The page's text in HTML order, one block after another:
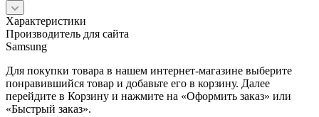
Характеристики
Производитель для сайта
Samsung
Для покупки товара в нашем интернет-магазине выберите
понравившийся товар и добавьте его в корзину. Далее
перейдите в Корзину и нажмите на «Оформить заказ» или
«Быстрый заказ».